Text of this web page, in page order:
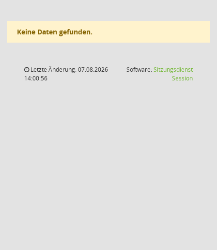
Keine Daten gefunden.
Letzte Änderung: 07.08.2026
14:00:56
Software:Sitzungsdienst
Session(Wird in